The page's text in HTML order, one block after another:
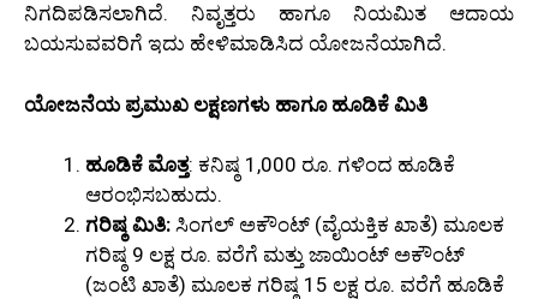
ನಿಗದಿಪಡಿಸಲಾಗಿದೆ. ನಿವೃತ್ತರು ಹಾಗೂ ನಿಯಮಿತ ಆದಾಯ
ಬಯಸುವವರಿಗೆ ಇದು ಹೇಳಿಮಾಡಿಸಿದ ಯೋಜನೆಯಾಗಿದೆ.
ಯೋಜನೆಯ ಪ್ರಮುಖ ಲಕ್ಷಣಗಳು ಹಾಗೂ ಹೂಡಿಕೆ ಮಿತಿ
ಹೂಡಿಕೆ ಮೊತ್ತ: ಕನಿಷ್ಠ 1,000 ರೂ. ಗಳಿಂದ ಹೂಡಿಕೆ
ಆರಂಭಿಸಬಹುದು.
ಗರಿಷ್ಠ ಮಿತಿ: ಸಿಂಗಲ್ ಅಕೌಂಟ್ (ವೈಯಕ್ತಿಕ ಖಾತೆ) ಮೂಲಕ
ಗರಿಷ್ಠ 9 ಲಕ್ಷ ರೂ. ವರೆಗೆ ಮತ್ತು ಜಾಯಿಂಟ್ ಅಕೌಂಟ್
(ಜಂಟಿ ಖಾತೆ) ಮೂಲಕ ಗರಿಷ್ಠ 15 ಲಕ್ಷ ರೂ. ವರೆಗೆ ಹೂಡಿಕೆ